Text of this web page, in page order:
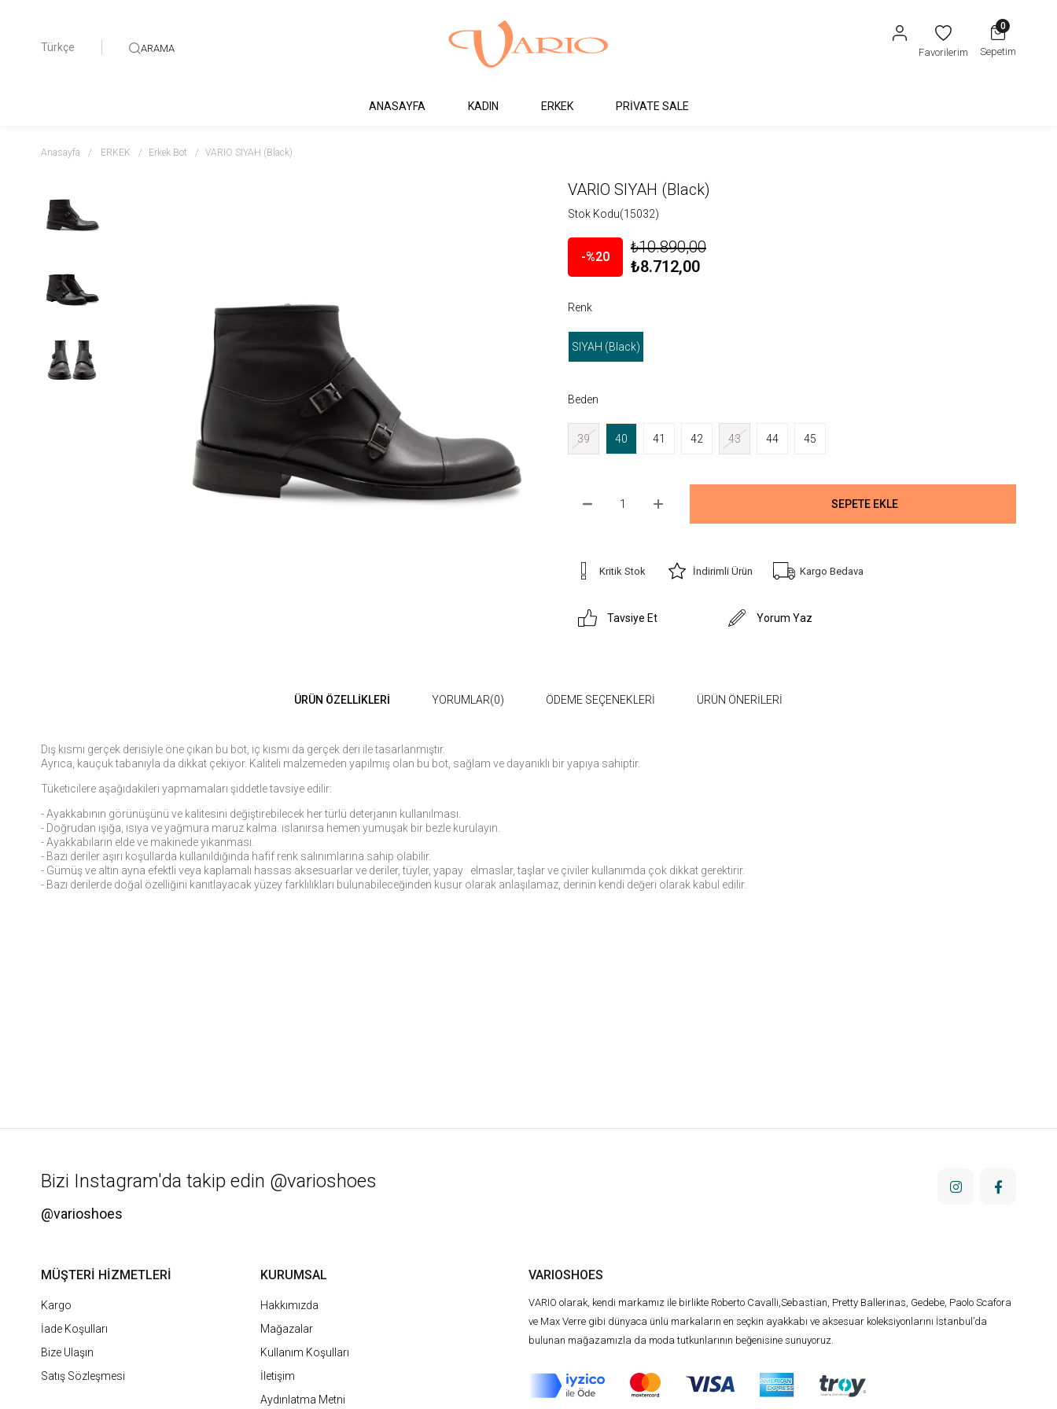
Türkçe Sepetim
0
Favorilerim
ARAMA
ANASAYFA KADIN ERKEK PRİVATE SALE
Anasayfa ERKEK Erkek Bot VARIO SIYAH (Black)
VARIO SIYAH (Black)
Stok Kodu(15032)
20
₺10.890,00
₺8.712,00
Renk
SIYAH (Black)
Beden
39 40 41 42 43 44 45
Kritik Stok İndirimli Ürün Kargo Bedava
Tavsiye Et Yorum Yaz
ÜRÜN ÖZELLIKLERI YORUMLAR(0) ÖDEME SEÇENEKLERI ÜRÜN ÖNERILERI
Dış kısmı gerçek derisiyle öne çıkan bu bot, iç kısmı da gerçek deri ile tasarlanmıştır.
Ayrıca, kauçuk tabanıyla da dikkat çekiyor. Kaliteli malzemeden yapılmış olan bu bot, sağlam ve dayanıklı bir yapıya sahiptir.
Tüketicilere aşağıdakileri yapmamaları şiddetle tavsiye edilir:
- Ayakkabının görünüşünü ve kalitesini değiştirebilecek her türlü deterjanın kullanılması.
- Doğrudan ışığa, ısıya ve yağmura maruz kalma. ıslanırsa hemen yumuşak bir bezle kurulayın.
- Ayakkabıların elde ve makinede yıkanması.
- Bazı deriler aşırı koşullarda kullanıldığında hafif renk salınımlarına sahip olabilir.
- Gümüş ve altın ayna efektli veya kaplamalı hassas aksesuarlar ve deriler, tüyler, yapay elmaslar, taşlar ve çiviler kullanımda çok dikkat gerektirir.
- Bazı derilerde doğal özelliğini kanıtlayacak yüzey farklılıkları bulunabileceğinden kusur olarak anlaşılamaz, derinin kendi değeri olarak kabul edilir.
Bizi Instagram'da takip edin @varioshoes
@varioshoes
MÜŞTERİ HİZMETLERİ
Kargo
İade Koşulları
Bize Ulaşın
Satış Sözleşmesi
KURUMSAL
Hakkımızda
Mağazalar
Kullanım Koşulları
İletişim
Aydınlatma Metni
VARIOSHOES
VARIO olarak, kendi markamız ile birlikte Roberto Cavalli,Sebastian, Pretty Ballerinas, Gedebe, Paolo Scafora
ve Max Verre gibi dünyaca ünlü markaların en seçkin ayakkabı ve aksesuar koleksiyonlarını İstanbul’da
bulunan mağazamızla da moda tutkunlarının beğenisine sunuyoruz.